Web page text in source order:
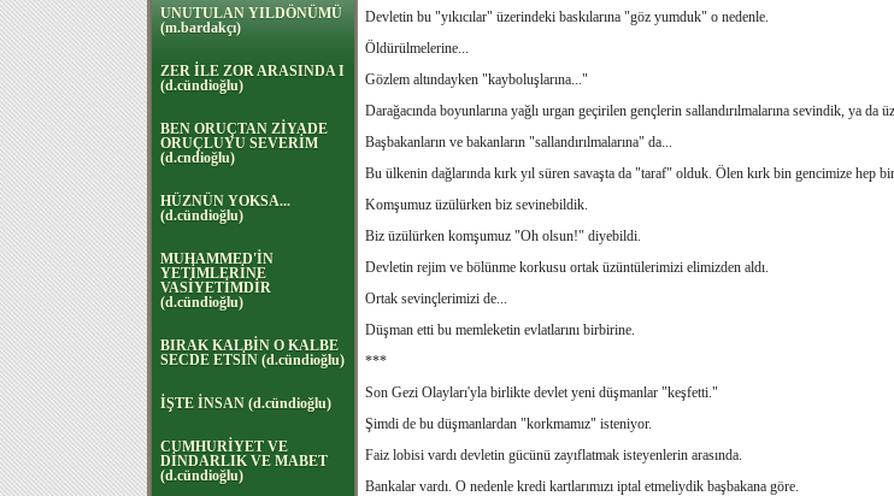
UNUTULAN YILDÖNÜMÜ
(m.bardakçı)
ZER İLE ZOR ARASINDA I
(d.cündioğlu)
BEN ORUÇTAN ZİYADE
ORUÇLUYU SEVERİM
(d.cndioğlu)
HÜZNÜN YOKSA...
(d.cündioğlu)
MUHAMMED'İN
YETİMLERİNE
VASİYETİMDİR
(d.cündioğlu)
BIRAK KALBİN O KALBE
SECDE ETSİN (d.cündioğlu)
İŞTE İNSAN (d.cündioğlu)
CUMHURİYET VE
DİNDARLIK VE MABET
(d.cündioğlu)
Devletin bu "yıkıcılar" üzerindeki baskılarına "göz yumduk" o nedenle.
Öldürülmelerine...
Gözlem altındayken "kayboluşlarına..."
Darağacında boyunlarına yağlı urgan geçirilen gençlerin sallandırılmalarına sevindik, ya da
Başbakanların ve bakanların "sallandırılmalarına" da...
Bu ülkenin dağlarında kırk yıl süren savaşta da "taraf" olduk. Ölen kırk bin gencimize hep
Komşumuz üzülürken biz sevinebildik.
Biz üzülürken komşumuz "Oh olsun!" diyebildi.
Devletin rejim ve bölünme korkusu ortak üzüntülerimizi elimizden aldı.
Ortak sevinçlerimizi de...
Düşman etti bu memleketin evlatlarını birbirine.
***
Son Gezi Olayları'yla birlikte devlet yeni düşmanlar "keşfetti."
Şimdi de bu düşmanlardan "korkmamız" isteniyor.
Faiz lobisi vardı devletin gücünü zayıflatmak isteyenlerin arasında.
Bankalar vardı. O nedenle kredi kartlarımızı iptal etmeliydik başbakana göre.